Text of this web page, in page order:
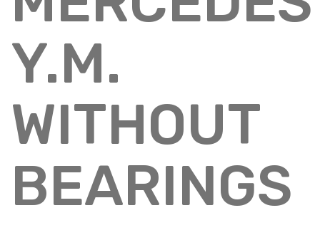
Y.M.
WITHOUT
BEARINGS